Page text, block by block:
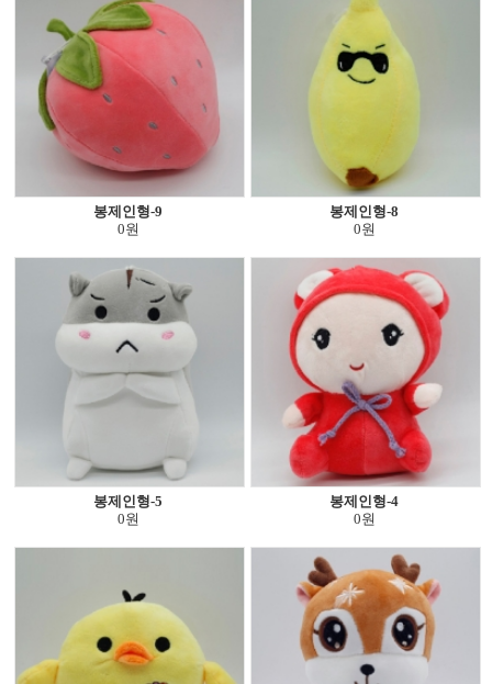
봉제인형-9
0원
봉제인형-8
0원
봉제인형-5
0원
봉제인형-4
0원